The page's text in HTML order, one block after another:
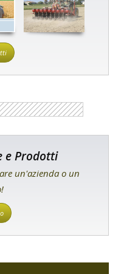
e Prodotti
un'azienda o un